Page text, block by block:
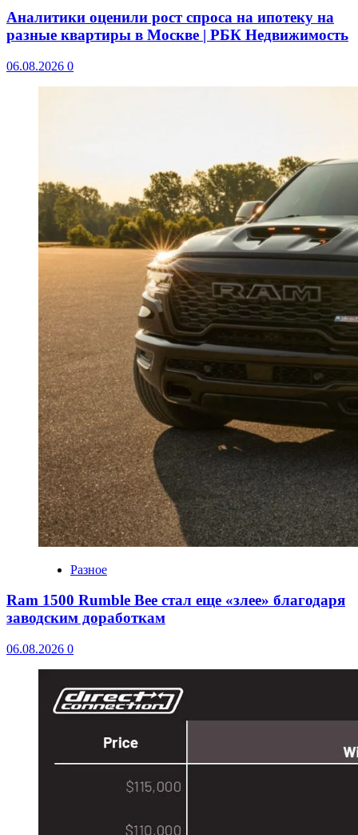
Аналитики оценили рост спроса на ипотеку на
разные квартиры в Москве | РБК Недвижимость
06.08.2026 0
Разное
Ram 1500 Rumble Bee стал еще «злее» благодаря
заводским доработкам
06.08.2026 0